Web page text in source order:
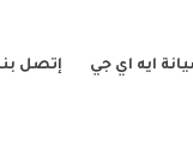
ايه اي جي إتصل